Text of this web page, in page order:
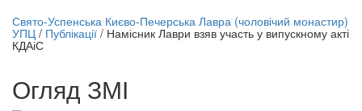
трансляція |
12 вересня
трансляції
Свято-Успенська Києво-Печерська Лавра (чоловічий монастир)
УПЦ / Публікації / Намісник Лаври взяв участь у випускному акті
КДАіС
Огляд ЗМІ